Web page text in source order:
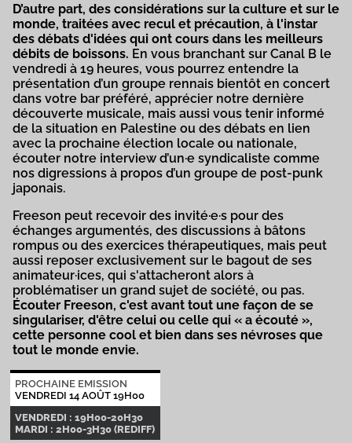
D’autre part, des considérations sur la culture et sur le
monde, traitées avec recul et précaution, à l'instar
des débats d'idées qui ont cours dans les meilleurs
débits de boissons. En vous branchant sur Canal B le
vendredi à 19 heures, vous pourrez entendre la
présentation d’un groupe rennais bientôt en concert
dans votre bar préféré, apprécier notre dernière
découverte musicale, mais aussi vous tenir informé
de la situation en Palestine ou des débats en lien
avec la prochaine élection locale ou nationale,
écouter notre interview d’un·e syndicaliste comme
nos digressions à propos d’un groupe de post-punk
japonais.
Freeson peut recevoir des invité·e·s pour des
échanges argumentés, des discussions à bâtons
rompus ou des exercices thérapeutiques, mais peut
aussi reposer exclusivement sur le bagout de ses
animateur·ices, qui s'attacheront alors à
problématiser un grand sujet de société, ou pas.
Écouter Freeson, c'est avant tout une façon de se
singulariser, d'être celui ou celle qui « a écouté »,
cette personne cool et bien dans ses névroses que
tout le monde envie.
PROCHAINE EMISSION
VENDREDI 14 AOÛT 19H00
VENDREDI : 19H00-20H30
MARDI : 2H00-3H30 (REDIFF)